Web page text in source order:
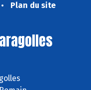
Plan du site